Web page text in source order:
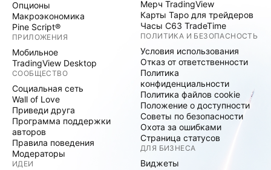
Опционы
Макроэкономика
Pine Script®
ПРИЛОЖЕНИЯ
Мобильное
TradingView Desktop
СООБЩЕСТВО
Социальная сеть
Wall of Love
Приведи друга
Программа поддержки
авторов
Правила поведения
Модераторы
ИДЕИ
Мерч TradingView
Карты Таро для трейдеров
Часы C63 TradeTime
ПОЛИТИКА И БЕЗОПАСНОСТЬ
Условия использования
Отказ от ответственности
Политика
конфиденциальности
Политика файлов cookie
Положение о доступности
Советы по безопасности
Охота за ошибками
Страница статусов
ДЛЯ БИЗНЕСА
Виджеты